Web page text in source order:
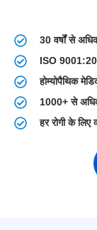
30 वर्षों से
ISO
होम्योपैथिक
1000+ से
हर रोगी के